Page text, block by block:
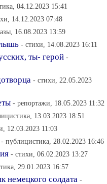
04.12.2023 15:41
14.12.2023 07:48
16.08.2023 13:59
- стихи, 14.08.2023 16:11
ты- герой -
- стихи, 22.05.2023
- репортажи, 18.05.2023 11:32
13.03.2023 18:51
12.03.2023 11:03
- публицистика, 28.02.2023 16:46
- стихи, 06.02.2023 13:27
29.01.2023 16:57
немецкого солдата -